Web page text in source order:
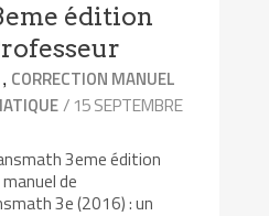
édition
, CORRECTION MANUEL
/ 15 SEPTEMBRE
3eme édition
de
3e (2016) : un